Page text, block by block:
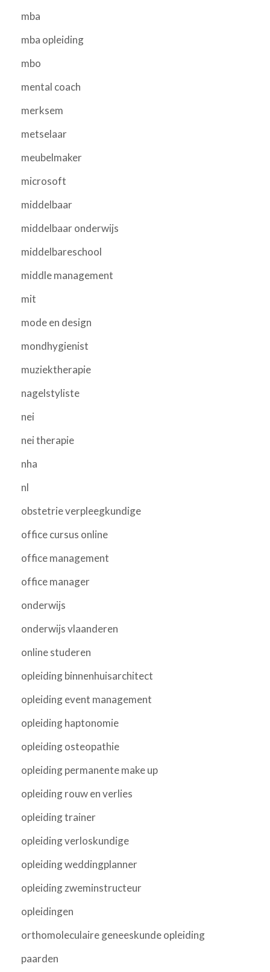
mba
mba opleiding
mbo
mental coach
merksem
metselaar
meubelmaker
microsoft
middelbaar
middelbaar onderwijs
middelbareschool
middle management
mit
mode en design
mondhygienist
muziektherapie
nagelstyliste
nei
nei therapie
nha
nl
obstetrie verpleegkundige
office cursus online
office management
office manager
onderwijs
onderwijs vlaanderen
online studeren
opleiding binnenhuisarchitect
opleiding event management
opleiding haptonomie
opleiding osteopathie
opleiding permanente make up
opleiding rouw en verlies
opleiding trainer
opleiding verloskundige
opleiding weddingplanner
opleiding zweminstructeur
opleidingen
orthomoleculaire geneeskunde opleiding
paarden